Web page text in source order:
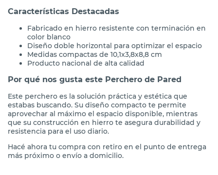
Características Destacadas
Fabricado en hierro resistente con terminación en
color blanco
Diseño doble horizontal para optimizar el espacio
Medidas compactas de 10,1x3,8x8,8 cm
Producto nacional de alta calidad
Por qué nos gusta este Perchero de Pared
Este perchero es la solución práctica y estética que
estabas buscando. Su diseño compacto te permite
aprovechar al máximo el espacio disponible, mientras
que su construcción en hierro te asegura durabilidad y
resistencia para el uso diario.
Hacé ahora tu compra con retiro en el punto de entrega
más próximo o envío a domicilio.